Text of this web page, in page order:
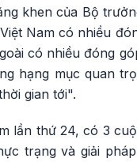
khen của Bộ
Nam có nhiều
có nhiều đóng
hạng mục quan
gian tới".
lần thứ 24, có 3
trạng và giải